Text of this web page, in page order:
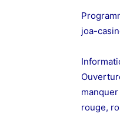
joa-
rouge,